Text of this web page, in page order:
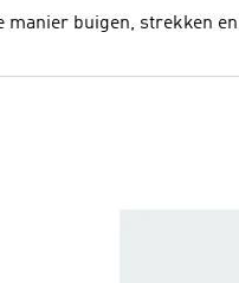
buigen, strekken